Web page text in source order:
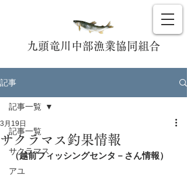
九頭竜川中部漁業協同組合
記事
記事一覧
サクラマス
アユ
記事一覧
サクラマス釣果情報
3月19日
（越前フィッシングセンタ－さん情報）